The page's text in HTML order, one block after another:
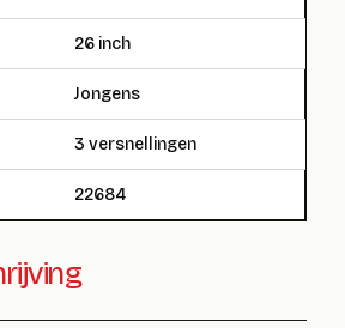
26 inch
Jongens
3 versnellingen
22684